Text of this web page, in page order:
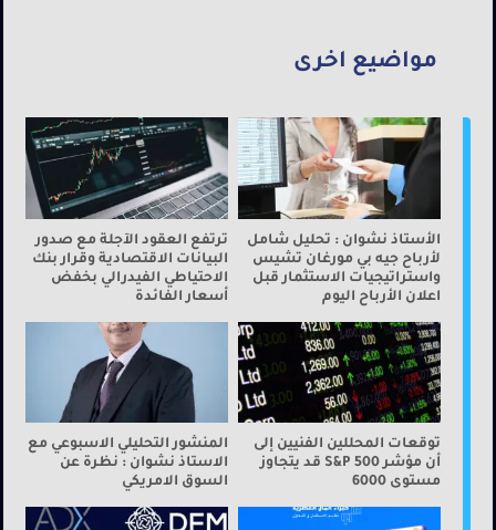
مواضيع اخرى
الأستاذ نشوان : تحليل شامل
لأرباح جيه بي مورغان تشيس
واستراتيجيات الاستثمار قبل
اعلان الأرباح اليوم
ترتفع العقود الآجلة مع صدور
البيانات الاقتصادية وقرار بنك
الاحتياطي الفيدرالي بخفض
أسعار الفائدة
توقعات المحللين الفنيين إلى
أن مؤشر S&P 500 قد يتجاوز
مستوى 6000
المنشور التحليلي الاسبوعي مع
الاستاذ نشوان : نظرة عن
السوق الامريكي